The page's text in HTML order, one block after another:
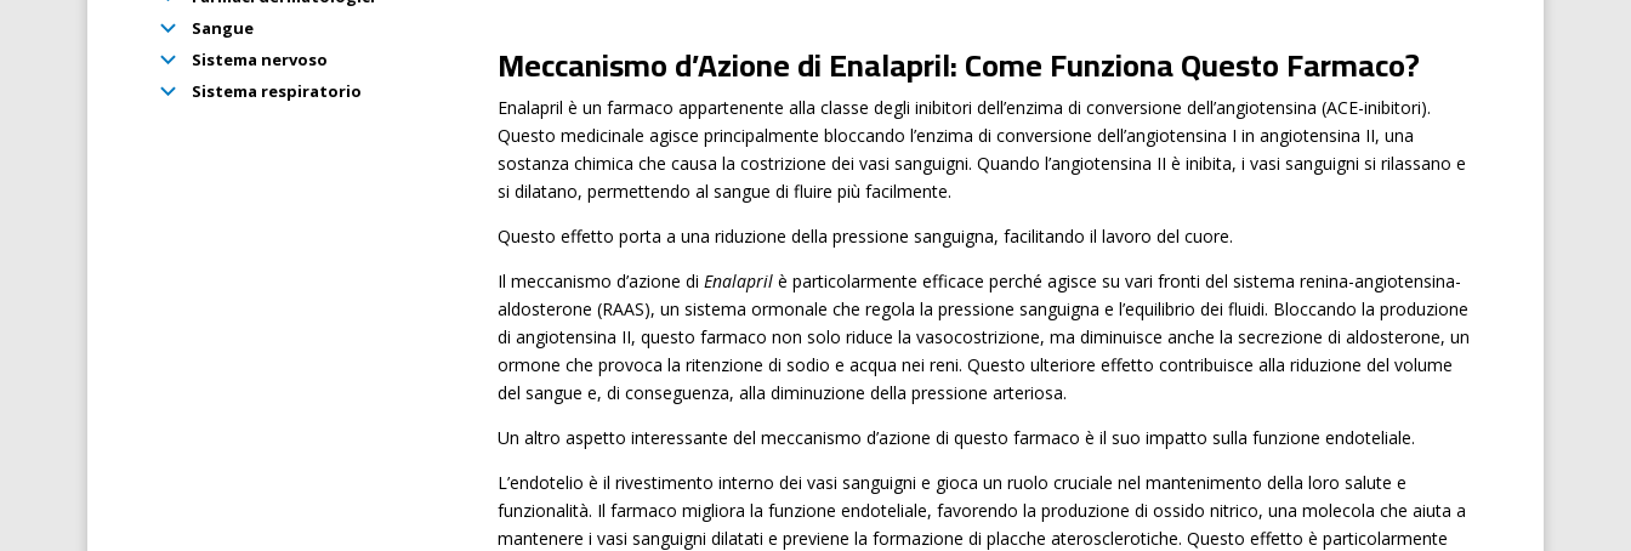
Sangue
Sistema nervoso
Sistema respiratorio
Meccanismo d’Azione di Enalapril: Come Funziona Questo Farmaco?
Enalapril è un farmaco appartenente alla classe degli inibitori dell’enzima di conversione dell’angiotensina (ACE-inibitori).
Questo medicinale agisce principalmente bloccando l’enzima di conversione dell’angiotensina I in angiotensina II, una
sostanza chimica che causa la costrizione dei vasi sanguigni. Quando l’angiotensina II è inibita, i vasi sanguigni si rilassano e
si dilatano, permettendo al sangue di fluire più facilmente.
Questo effetto porta a una riduzione della pressione sanguigna, facilitando il lavoro del cuore.
Il meccanismo d’azione diEnalapril è particolarmente efficace perché agisce su vari fronti del sistema renina-angiotensina-
aldosterone (RAAS), un sistema ormonale che regola la pressione sanguigna e l’equilibrio dei fluidi. Bloccando la produzione
di angiotensina II, questo farmaco non solo riduce la vasocostrizione, ma diminuisce anche la secrezione di aldosterone, un
ormone che provoca la ritenzione di sodio e acqua nei reni. Questo ulteriore effetto contribuisce alla riduzione del volume
del sangue e, di conseguenza, alla diminuzione della pressione arteriosa.
Un altro aspetto interessante del meccanismo d’azione di questo farmaco è il suo impatto sulla funzione endoteliale.
L’endotelio è il rivestimento interno dei vasi sanguigni e gioca un ruolo cruciale nel mantenimento della loro salute e
funzionalità. Il farmaco migliora la funzione endoteliale, favorendo la produzione di ossido nitrico, una molecola che aiuta a
mantenere i vasi sanguigni dilatati e previene la formazione di placche aterosclerotiche. Questo effetto è particolarmente